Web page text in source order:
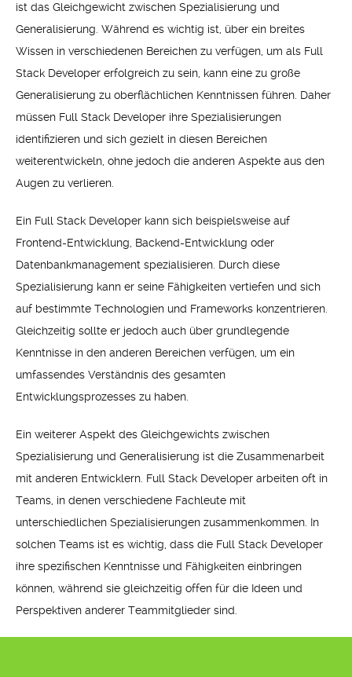
ist das Gleichgewicht zwischen Spezialisierung und
Generalisierung. Während es wichtig ist, über ein breites
Wissen in verschiedenen Bereichen zu verfügen, um als Full
Stack Developer erfolgreich zu sein, kann eine zu große
Generalisierung zu oberflächlichen Kenntnissen führen. Daher
müssen Full Stack Developer ihre Spezialisierungen
identifizieren und sich gezielt in diesen Bereichen
weiterentwickeln, ohne jedoch die anderen Aspekte aus den
Augen zu verlieren.
Ein Full Stack Developer kann sich beispielsweise auf
Frontend-Entwicklung, Backend-Entwicklung oder
Datenbankmanagement spezialisieren. Durch diese
Spezialisierung kann er seine Fähigkeiten vertiefen und sich
auf bestimmte Technologien und Frameworks konzentrieren.
Gleichzeitig sollte er jedoch auch über grundlegende
Kenntnisse in den anderen Bereichen verfügen, um ein
umfassendes Verständnis des gesamten
Entwicklungsprozesses zu haben.
Ein weiterer Aspekt des Gleichgewichts zwischen
Spezialisierung und Generalisierung ist die Zusammenarbeit
mit anderen Entwicklern. Full Stack Developer arbeiten oft in
Teams, in denen verschiedene Fachleute mit
unterschiedlichen Spezialisierungen zusammenkommen. In
solchen Teams ist es wichtig, dass die Full Stack Developer
ihre spezifischen Kenntnisse und Fähigkeiten einbringen
können, während sie gleichzeitig offen für die Ideen und
Perspektiven anderer Teammitglieder sind.